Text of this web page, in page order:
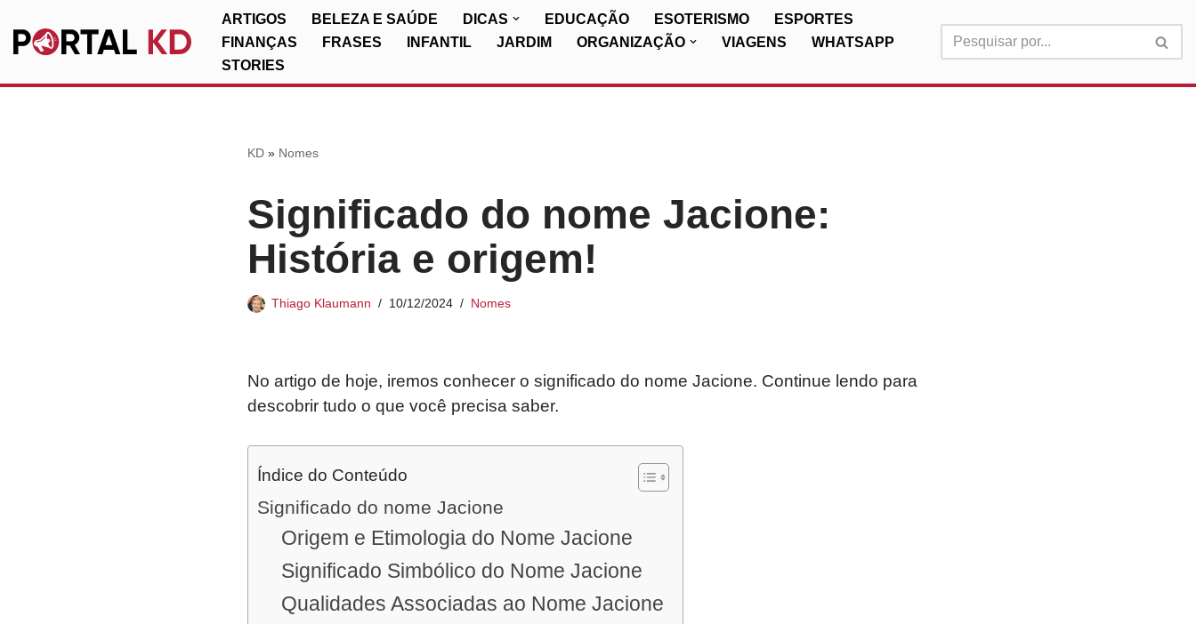
Pular
ARTIGOS BELEZA E SAÚDE DICAS EDUCAÇÃO ESOTERISMO
ESPORTES
FINANÇAS
FRASES INFANTIL JARDIM ORGANIZAÇÃO VIAGENS
WHATSAPP
STORIES
KD» Nomes
Significado do nome Jacione:
História e origem!
Thiago Klaumann 10/12/2024 Nomes
No artigo de hoje, iremos conhecer o significado do nome Jacione. Continue lendo para
descobrir tudo o que você precisa saber.
Índice do Conteúdo
Significado do nome Jacione
Origem e Etimologia do Nome Jacione
Significado Simbólico do Nome Jacione
Qualidades Associadas ao Nome Jacione